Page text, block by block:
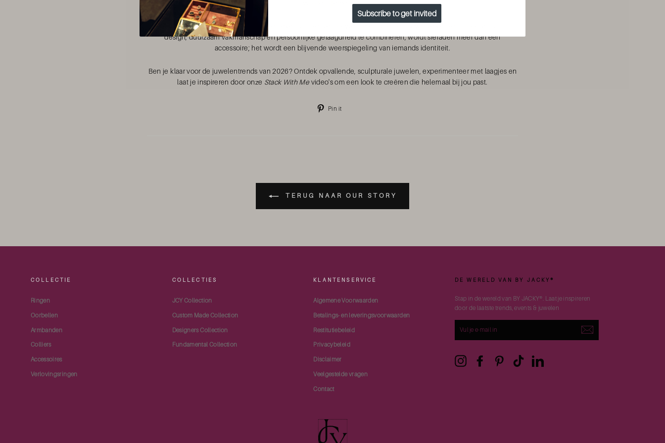
worden gemengd.
De juwelentrends van 2026 staan in het teken van zelfvertrouwen, creativiteit en bewuste keuzes. Door sculpturaal
design, duurzaam vakmanschap en persoonlijke gelaagdheid te combineren, wordt sieraden meer dan een
accessoire; het wordt een blijvende weerspiegeling van iemands identiteit.
Ben je klaar voor de juwelentrends van 2026? Ontdek opvallende, sculpturale juwelen, experimenteer met laagjes en
laat je inspireren door onze Stack With Me video's om een look te creëren die helemaal bij jou past.
Pin it
TERUG NAAR OUR STORY
COLLECTIE
Ringen
Oorbellen
Armbanden
Colliers
Accessoires
Verlovingsringen
COLLECTIES
JCY Collection
Custom Made Collection
Designers Collection
Fundamental Collection
KLANTENSERVICE
Algemene Voorwaarden
Betalings- en leveringsvoorwaarden
Restitutiebeleid
Privacybeleid
Disclaimer
Veelgestelde vragen
Contact
DE WERELD VAN BY JACKY®
Stap in de wereld van BY JACKY®. Laat je inspireren
door de laatste trends, events & juwelen
JE
InstagramFacebookPinterest TikTokLinkedIn
Subscribe to get invited